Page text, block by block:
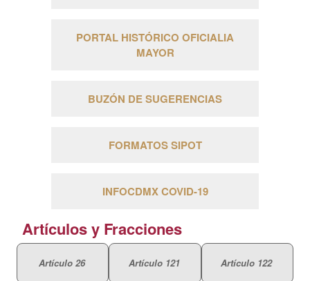
PORTAL HISTÓRICO OFICIALIA
MAYOR
BUZÓN DE SUGERENCIAS
FORMATOS SIPOT
INFOCDMX COVID-19
Artículos y Fracciones
Artículo 26 Artículo 121 Artículo 122